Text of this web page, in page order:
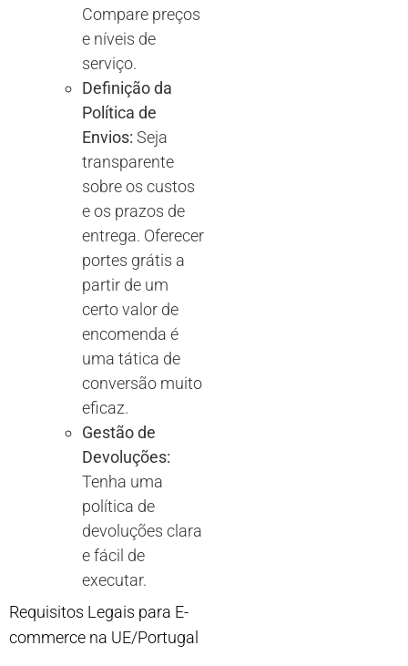
Compare preços
e níveis de
serviço.
Definição da
Política de
Envios: Seja
transparente
sobre os custos
e os prazos de
entrega. Oferecer
portes grátis a
partir de um
certo valor de
encomenda é
uma tática de
conversão muito
eficaz.
Gestão de
Devoluções:
Tenha uma
política de
devoluções clara
e fácil de
executar.
Requisitos Legais para E-
commerce na UE/Portugal